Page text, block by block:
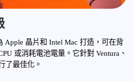
Apple 晶片和 Intel Mac 打造，可在背
或消耗電池電量。它針對 Ventura、
了最佳化。